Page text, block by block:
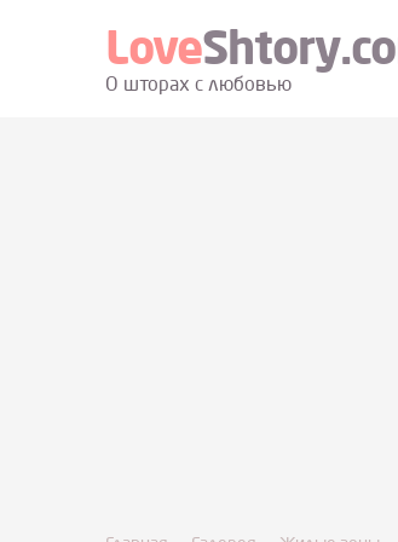
Love
О шторах с любовью